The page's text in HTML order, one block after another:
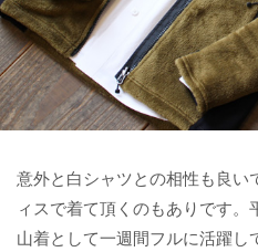
意外と白シャツとの相性も良い
ィスで着て頂くのもありです
山着として一週間フルに活躍し